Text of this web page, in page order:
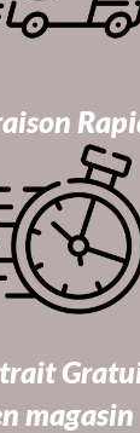
magasin